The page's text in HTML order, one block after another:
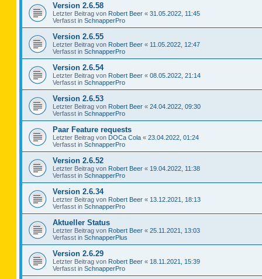
Version 2.6.58
Letzter Beitrag von Robert Beer « 31.05.2022, 11:45
Verfasst in SchnapperPro
Version 2.6.55
Letzter Beitrag von Robert Beer « 11.05.2022, 12:47
Verfasst in SchnapperPro
Version 2.6.54
Letzter Beitrag von Robert Beer « 08.05.2022, 21:14
Verfasst in SchnapperPro
Version 2.6.53
Letzter Beitrag von Robert Beer « 24.04.2022, 09:30
Verfasst in SchnapperPro
Paar Feature requests
Letzter Beitrag von DOCa Cola « 23.04.2022, 01:24
Verfasst in SchnapperPro
Version 2.6.52
Letzter Beitrag von Robert Beer « 19.04.2022, 11:38
Verfasst in SchnapperPro
Version 2.6.34
Letzter Beitrag von Robert Beer « 13.12.2021, 18:13
Verfasst in SchnapperPro
Aktueller Status
Letzter Beitrag von Robert Beer « 25.11.2021, 13:03
Verfasst in SchnapperPlus
Version 2.6.29
Letzter Beitrag von Robert Beer « 18.11.2021, 15:39
Verfasst in SchnapperPro